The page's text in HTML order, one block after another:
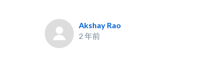
Akshay Rao
2 年前